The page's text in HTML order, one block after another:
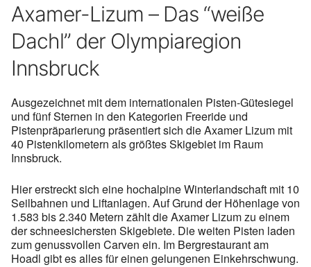
Axamer-Lizum – Das “weiße
Dachl” der Olympiaregion
Innsbruck
Ausgezeichnet mit dem internationalen Pisten-Gütesiegel
und fünf Sternen in den Kategorien Freeride und
Pistenpräparierung präsentiert sich die Axamer Lizum mit
40 Pistenkilometern als größtes Skigebiet im Raum
Innsbruck.
Hier erstreckt sich eine hochalpine Winterlandschaft mit 10
Seilbahnen und Liftanlagen. Auf Grund der Höhenlage von
1.583 bis 2.340 Metern zählt die Axamer Lizum zu einem
der schneesichersten Skigebiete. Die weiten Pisten laden
zum genussvollen Carven ein. Im Bergrestaurant am
Hoadl gibt es alles für einen gelungenen Einkehrschwung.